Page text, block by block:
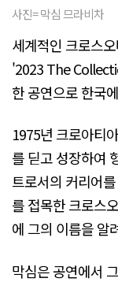
사진= 막심 므라비차
세계적인 크로스
'2023 The
한 공연으로 한국
1975년 크로아티
를 딛고 성장하여
트로서의 커리어
를 접목한 크로스
에 그의 이름을 알
막심은 공연에서